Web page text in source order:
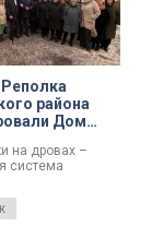
района
Дом
на дровах –
система
района сегодня